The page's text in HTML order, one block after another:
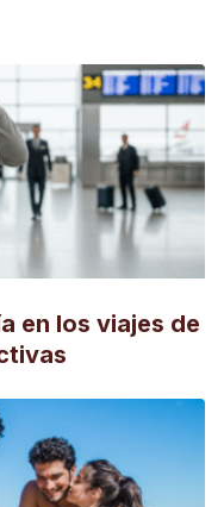
en los viajes de